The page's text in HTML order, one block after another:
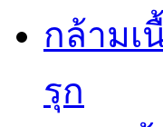
กล้ามเ
รุก